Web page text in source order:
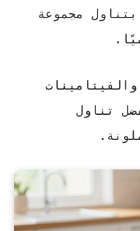
مجموعة
تناول